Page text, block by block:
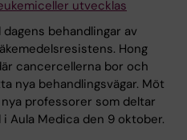
utvecklas
behandlingar av
Hong
cancercellerna bor och
nya behandlingsvägar. Möt
professorer som deltar
Aula Medica den 9 oktober.